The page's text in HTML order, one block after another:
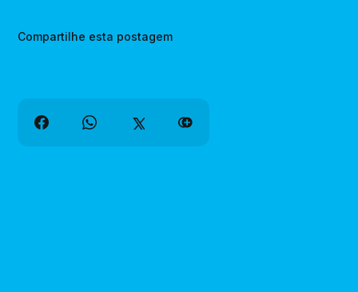
Compartilhe esta postagem